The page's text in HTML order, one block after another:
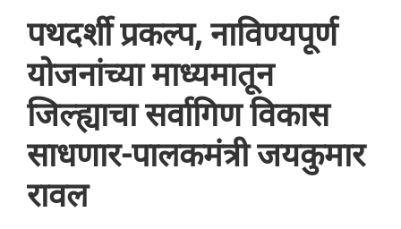
पथदर्शी प्रकल्प, नाविण्यपूर्ण
योजनांच्या माध्यमातून
जिल्ह्याचा सर्वागिण विकास
साधणार-पालकमंत्री जयकुमार
रावल